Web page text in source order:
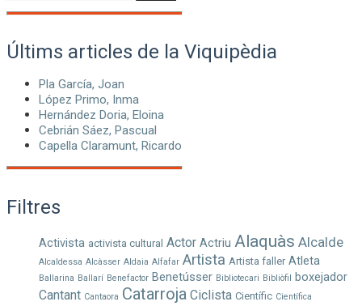
Últims articles de la Viquipèdia
Pla García, Joan
López Primo, Inma
Hernández Doria, Eloina
Cebrián Sáez, Pascual
Capella Claramunt, Ricardo
Filtres
Activista activista cultural Actor Actriu Alaquàs Alcalde
Alcaldessa Alcàsser Aldaia Alfafar Artista Artista faller Atleta
Ballarina Ballarí Benefactor Benetússer Bibliotecari Bibliòfil boxejador
Cantant Cantaora Catarroja Ciclista Científic Científica